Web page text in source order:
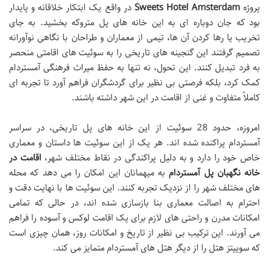
پروژهSweets Hotel Amsterdam در واقع یک ابتکار خلاقانه و پایدار
بود که جان دوباره ای به این خانه های پل متروکه بخشید. به جای
تخریب یا رها کردن آن ها، تیمی از معماران و طراحان با نگاهی نوآورانه
تصمیم گرفتند این گنجینه های تاریخی را به سوئیت های اقامتی منحصر
به فرد تبدیل کنند. این تحول، نه تنها به حفظ میراث فرهنگی آمستردام
کمک کرد، بلکه فرصتی بی نظیر برای گردشگران فراهم آورد تا تجربه ای
کاملاً متفاوت و غنی از اقامت در این شهر داشته باشند.
امروزه، حدود 28 سوئیت از این خانه های پل تاریخی، در سراسر
آمستردام پراکنده شده اند. هر یک از این سوئیت ها داستان و معماری
خاص خود را دارد و به دلیل پراکندگی در نقاط مختلف شهر، اقامت در
خانه نگهبان پل آمستردامبه میهمانان این امکان را می دهد که محله
های مختلف شهر را از نزدیک تجربه کنند. این سوئیت ها با نهایت دقت و
احترام به اصالت معماری بنا بازسازی شده اند، در حالی که تمامی
امکانات مدرن و راحتی های لازم برای یک اقامت لوکس و آسوده را فراهم
می آورند. این ترکیب بی نظیر از تاریخ و امکانات روز، همان چیزی است
که سوییتز هتل را از دیگر هتل های آمستردام متمایز می کند.